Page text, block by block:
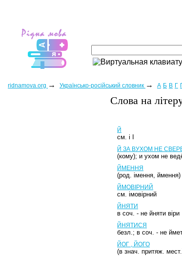
ridnamova.org → Українсько-російський словник → А Б В Г
Слова на
Й
см. і I
Й ЗА ВУХОМ НЕ
(кому); и ухом не
ЙМЕННЯ
(род. імення,
ЙМОВІРНИЙ
см. імовірний
ЙНЯТИ
в соч. - не йняти віри
ЙНЯТИСЯ
безл.; в соч. - не
ЙОГ , ЙОГО
(в знач. притяж.